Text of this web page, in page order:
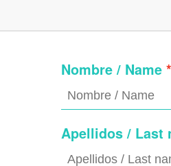
Nombre / Name
Apellidos / Last